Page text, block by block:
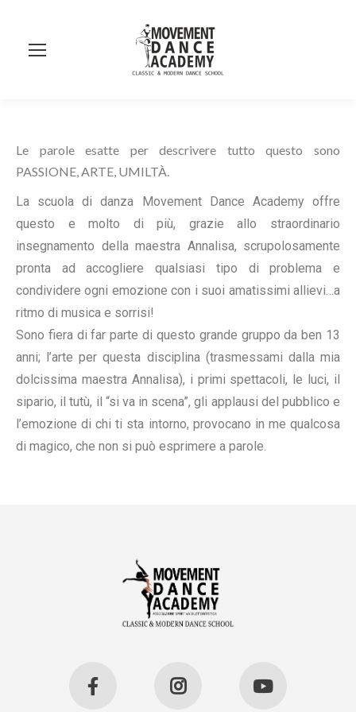
Le parole esatte per descrivere tutto questo sono
PASSIONE, ARTE, UMILTÀ.
La scuola di danza Movement Dance Academy offre
questo e molto di più, grazie allo straordinario
insegnamento della maestra Annalisa, scrupolosamente
pronta ad accogliere qualsiasi tipo di problema e
condividere ogni emozione con i suoi amatissimi allievi…a
ritmo di musica e sorrisi!
Sono fiera di far parte di questo grande gruppo da ben 13
anni; l’arte per questa disciplina (trasmessami dalla mia
dolcissima maestra Annalisa), i primi spettacoli, le luci, il
sipario, il tutù, il “si va in scena”, gli applausi del pubblico e
l’emozione di chi ti sta intorno, provocano in me qualcosa
di magico, che non si può esprimere a parole.